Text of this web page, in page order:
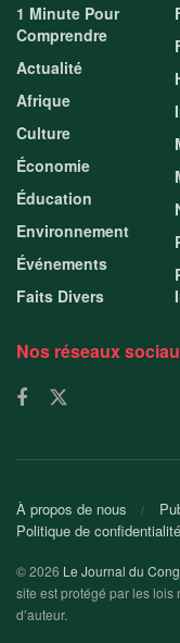
1 Minute Pour
Comprendre
Actualité
Afrique
Culture
Économie
Éducation
Environnement
Événements
Faits Divers
Nos réseaux
À propos de nous
Politique de confidentialité
© 2026 Le Journal du
site est protégé par les
d’auteur.